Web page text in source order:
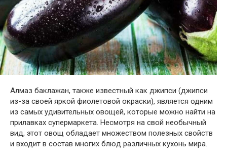
Алмаз баклажан, также известный как джипси (джипси
из-за своей яркой фиолетовой окраски), является одним
из самых удивительных овощей, которые можно найти на
прилавках супермаркета. Несмотря на свой необычный
вид, этот овощ обладает множеством полезных свойств
и входит в состав многих блюд различных кухонь мира.